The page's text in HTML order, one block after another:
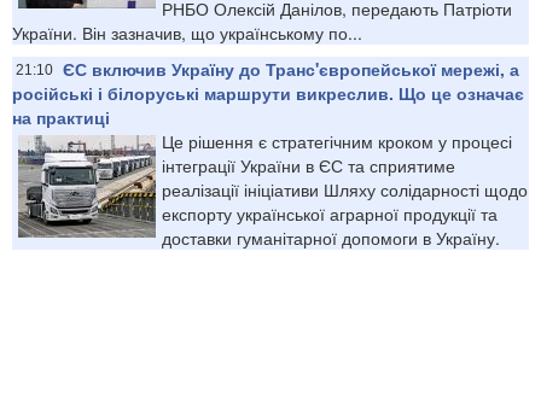
РНБО Олексій Данілов, передають Патріоти
України. Він зазначив, що українському по...
21:10 ЄС включив Україну до Транс'європейської мережі, а
російські і білоруські маршрути викреслив. Що це означає
на практиці
Це рішення є стратегічним кроком у процесі
інтеграції України в ЄС та сприятиме
реалізації ініціативи Шляху солідарності щодо
експорту української аграрної продукції та
доставки гуманітарної допомоги в Україну.